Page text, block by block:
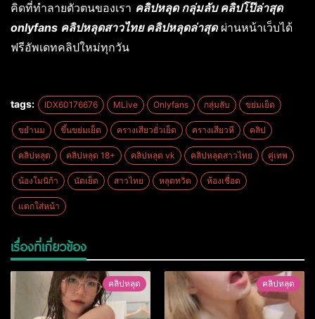
คิดที่ทำลายตัวตนของเรา คลิปหลุด กลุ่มลับ คลิปโป๊ล่าสุด
onlyfans คลิปหลุดสาวไทย คลิปหลุดล่าสุดผ่านหน้าเว็บได้
ฟรีอัพเดทคลิปใหม่ทุกวัน
tags: IDX60176676 MLive Onlyfans กลุ่มลับ ขย่มเย็ด
ขยำนม ขึ้นขย่มเย็ด ครางเสียวยั่วเย็ด ครางเสียวหี คลิป
คลิปหลุด คลิปหลุด 18+ คลิปหลุด vk คลิปหลุดสาวไทย คู่เทพ
น้องโมนิก้า นัดเย็ด สาวไทย หลุดทวิต ห้องเชื่อด
แตกใส่หน้า
เรื่องที่เกี่ยวข้อง
คลิปหลุด คลิปหลุด